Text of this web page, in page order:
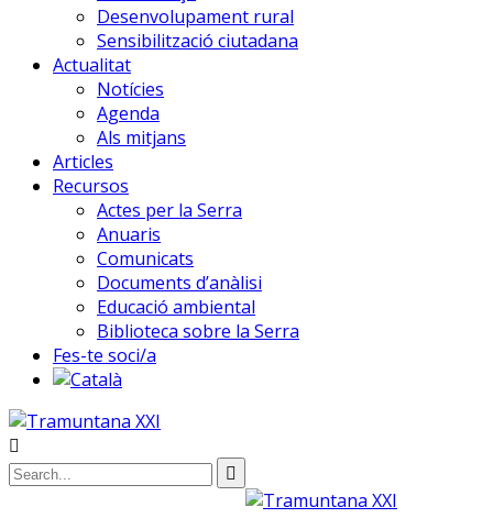
Desenvolupament rural
Sensibilització ciutadana
Actualitat
Notícies
Agenda
Als mitjans
Articles
Recursos
Actes per la Serra
Anuaris
Comunicats
Documents d’anàlisi
Educació ambiental
Biblioteca sobre la Serra
Fes-te soci/a